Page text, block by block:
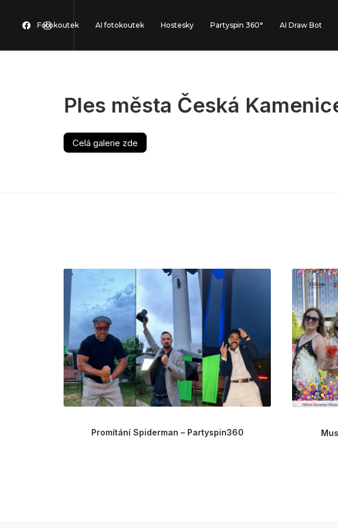
Fotokoutek AI fotokoutek Hostesky Partyspin 360° AI Draw Bot
Ples města Česká
Celá galerie zde
Promítání Spiderman – Partyspin360